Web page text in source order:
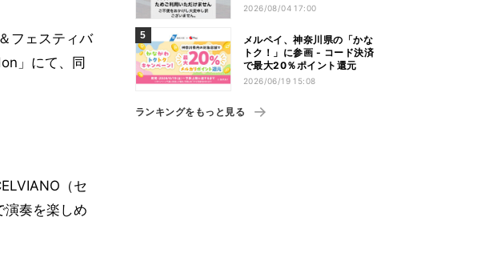
フェスティバ
」にて、同
（セ
演奏を楽しめ
2026/08/04 17:00
メルペイ、神奈川県の「かな
トク！」に参画 - コード決済
で最大20％ポイント還元
2026/06/19 15:08
ランキングをもっと見る